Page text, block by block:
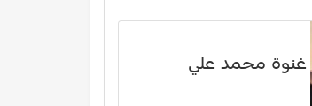
غنوة محمد علي